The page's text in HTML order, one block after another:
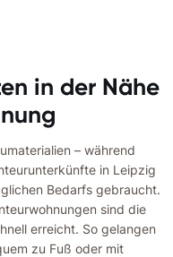
in der Nähe
– während
in Leipzig
Bedarfs gebraucht.
sind die
erreicht. So gelangen
zu Fuß oder mit